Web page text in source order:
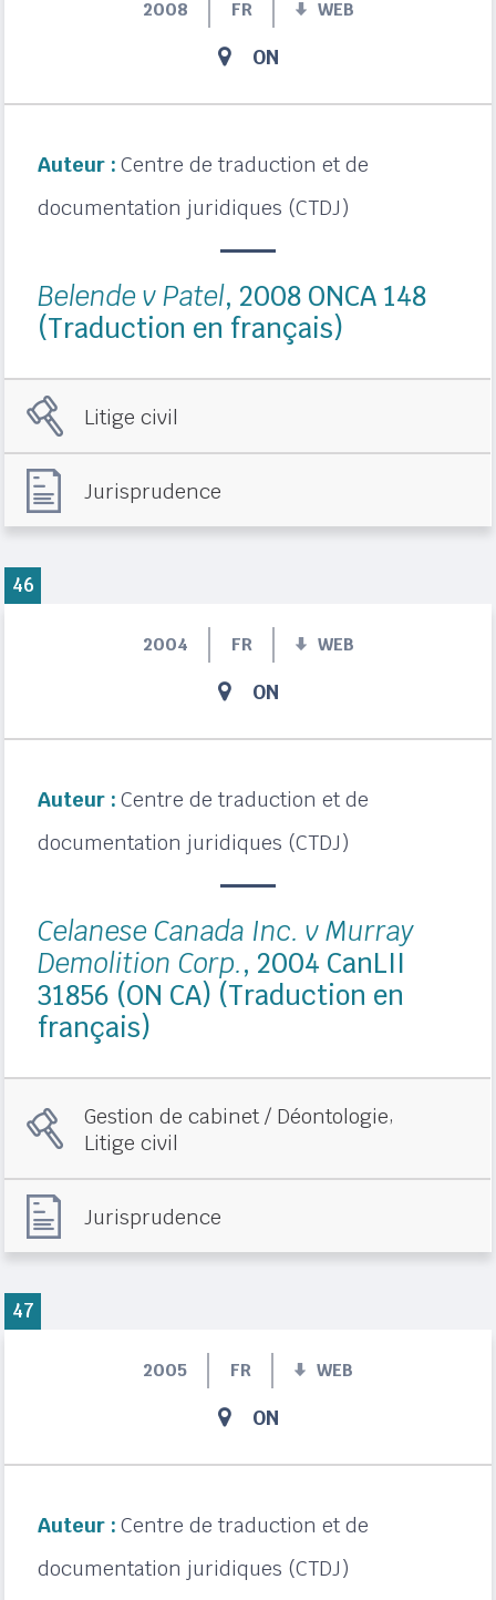
2008 FR WEB
ON
Auteur : Centre de traduction et de
documentation juridiques (CTDJ)
Belende v Patel, 2008 ONCA 148
(Traduction en français)
Litige civil
Jurisprudence
2004 FR WEB
ON
Auteur : Centre de traduction et de
documentation juridiques (CTDJ)
Celanese Canada Inc. v Murray
Demolition Corp., 2004 CanLII
31856 (ON CA) (Traduction en
français)
Gestion de cabinet / Déontologie,
Litige civil
Jurisprudence
46
2005 FR WEB
ON
Auteur : Centre de traduction et de
documentation juridiques (CTDJ)
47